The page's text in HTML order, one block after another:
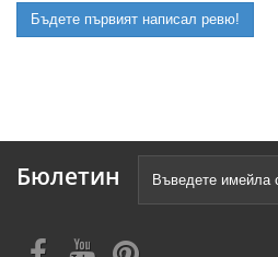
Бъдете първият написал ревю!
Бюлетин